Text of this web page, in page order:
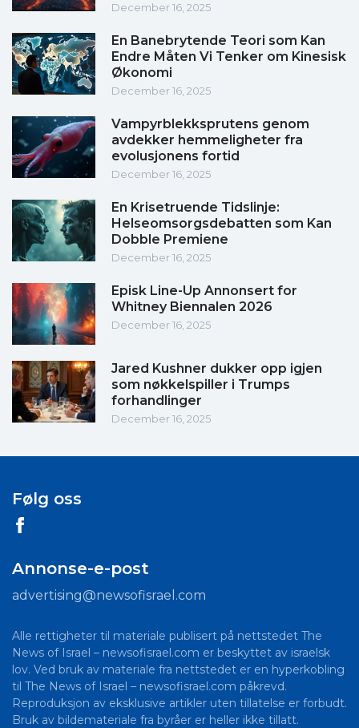
December 16, 2025
En Banebrytende Teori som Kan
Endre Måten Vi Tenker om Kinesisk
Økonomi
December 16, 2025
Vampyrblekksprutens genom
avdekker hemmeligheter fra
evolusjonens fortid
December 16, 2025
En Krisetruende Tidslinje:
Helseomsorgsdebatten som Kan
Dobble Premiene
December 16, 2025
Episk Line-Up Annonsert for
Whitney Biennalen 2026
December 16, 2025
Jared Kushner dukker opp igjen
som nøkkelspiller i Trumps
forhandlinger
December 16, 2025
Følg oss
Annonse-e-post
advertising@newsofisrael.com
Alle rettigheter til materiale publisert på nettstedet The
News of Israel – newsofisrael.com er beskyttet av israelsk
lov. Ved bruk av materiale fra nettstedet er en hyperkobling
til The News of Israel – newsofisrael.com påkrevd.
Reproduksjon av eksklusive artikler uten tillatelse er forbudt.
Bruk av bildemateriale fra byråer er heller ikke tillatt.